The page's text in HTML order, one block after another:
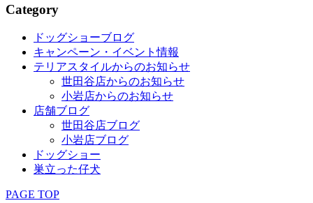
Category
ドッグショーブログ
キャンペーン・イベント情報
テリアスタイルからのお知らせ
世田谷店からのお知らせ
小岩店からのお知らせ
店舗ブログ
世田谷店ブログ
小岩店ブログ
ドッグショー
巣立った仔犬
PAGE TOP